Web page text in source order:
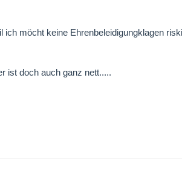
möcht keine Ehrenbeleidigungklagen
ist doch auch ganz nett.....